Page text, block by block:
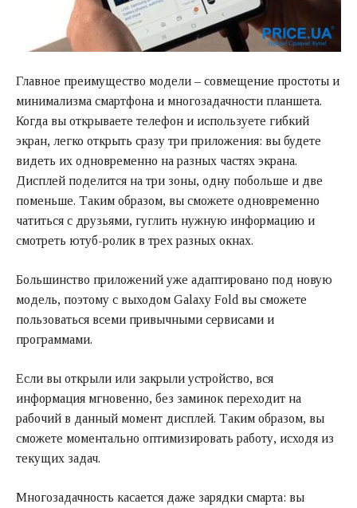
Главное преимущество модели – совмещение простоты и
минимализма смартфона и многозадачности планшета.
Когда вы открываете телефон и используете гибкий
экран, легко открыть сразу три приложения: вы будете
видеть их одновременно на разных частях экрана.
Дисплей поделится на три зоны, одну побольше и две
поменьше. Таким образом, вы сможете одновременно
чатиться с друзьями, гуглить нужную информацию и
смотреть ютуб-ролик в трех разных окнах.
Большинство приложений уже адаптировано под новую
модель, поэтому с выходом Galaxy Fold вы сможете
пользоваться всеми привычными сервисами и
программами.
Если вы открыли или закрыли устройство, вся
информация мгновенно, без заминок переходит на
рабочий в данный момент дисплей. Таким образом, вы
сможете моментально оптимизировать работу, исходя из
текущих задач.
Многозадачность касается даже зарядки смарта: вы